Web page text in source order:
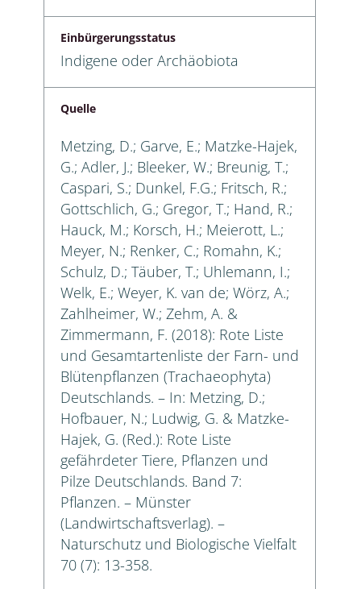
Einbürgerungsstatus
Indigene oder Archäobiota
Quelle
Metzing, D.; Garve, E.; Matzke-Hajek,
G.; Adler, J.; Bleeker, W.; Breunig, T.;
Caspari, S.; Dunkel, F.G.; Fritsch, R.;
Gottschlich, G.; Gregor, T.; Hand, R.;
Hauck, M.; Korsch, H.; Meierott, L.;
Meyer, N.; Renker, C.; Romahn, K.;
Schulz, D.; Täuber, T.; Uhlemann, I.;
Welk, E.; Weyer, K. van de; Wörz, A.;
Zahlheimer, W.; Zehm, A. &
Zimmermann, F. (2018): Rote Liste
und Gesamtartenliste der Farn- und
Blütenpflanzen (Trachaeophyta)
Deutschlands. – In: Metzing, D.;
Hofbauer, N.; Ludwig, G. & Matzke-
Hajek, G. (Red.): Rote Liste
gefährdeter Tiere, Pflanzen und
Pilze Deutschlands. Band 7:
Pflanzen. – Münster
(Landwirtschaftsverlag). –
Naturschutz und Biologische Vielfalt
70 (7): 13-358.